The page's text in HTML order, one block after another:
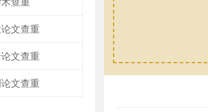
查重
文查重
文查重
文查重